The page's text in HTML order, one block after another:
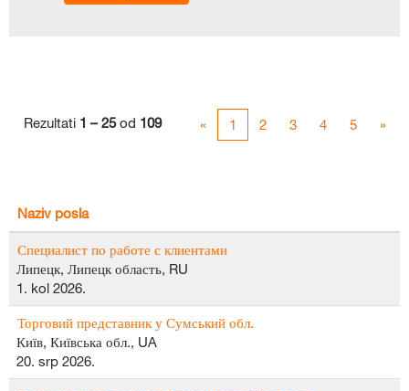
Rezultati 1 – 25od 109 « 1 2 3 4 5 »
Naziv posla
Специалист по работе с клиентами
Липецк, Липецк область, RU
1. kol 2026.
Торговий представник у Сумський обл.
Київ, Київська обл., UA
20. srp 2026.